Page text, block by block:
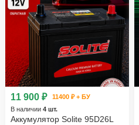
11 900 ₽
11400 ₽ + БУ
В наличии 4 шт.
Аккумулятор Solite 95D26L